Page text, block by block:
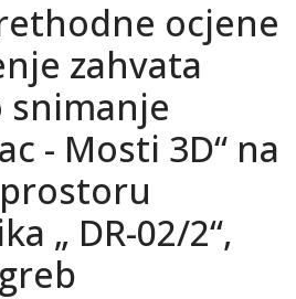
ocjene
zahvata
snimanje
- Mosti 3D“ na
„ DR-02/2“,